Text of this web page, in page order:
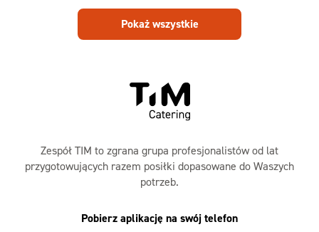
Radom
Ruda
Wesoła
Zalesie
Pokaż wszystkie
Zespół TIM to zgrana grupa profesjonalistów od lat
przygotowujących razem posiłki dopasowane do Waszych
potrzeb.
Pobierz aplikację na swój telefon